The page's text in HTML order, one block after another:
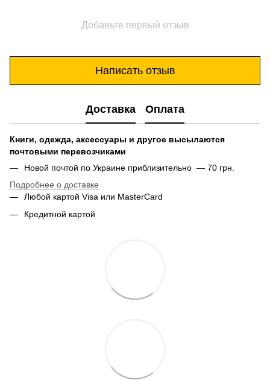
Добавьте первый отзыв
Написать отзыв
Доставка Оплата
Книги, одежда, аксессуары и другое высылаются
почтовыми перевозчиками
Новой почтой по Украине приблизительно — 70 грн.
Подробнее о доставке
Любой картой Visa или MasterCard
Кредитной картой